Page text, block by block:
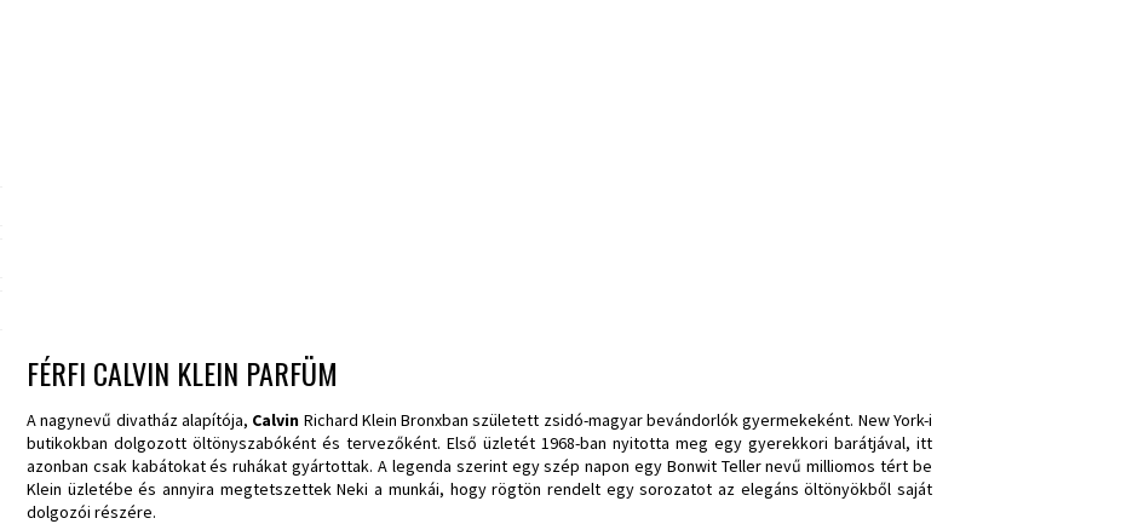
FÉRFI CALVIN KLEIN PARFÜM
A nagynevű divatház alapítója, Calvin Richard Klein Bronxban született zsidó-magyar bevándorlók gyermekeként. New York-i
butikokban dolgozott öltönyszabóként és tervezőként. Első üzletét 1968-ban nyitotta meg egy gyerekkori barátjával, itt
azonban csak kabátokat és ruhákat gyártottak. A legenda szerint egy szép napon egy Bonwit Teller nevű milliomos tért be
Klein üzletébe és annyira megtetszettek Neki a munkái, hogy rögtön rendelt egy sorozatot az elegáns öltönyökből saját
dolgozói részére.